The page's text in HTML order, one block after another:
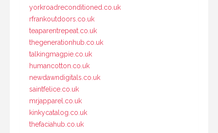
yorkroadreconditioned.co.uk
rfrankoutdoors.co.uk
teaparentrepeat.co.uk
thegenerationhub.co.uk
talkingmagpie.co.uk
humancotton.co.uk
newdawndigitals.co.uk
saintfelice.co.uk
mrjapparel.co.uk
kinkycatalog.co.uk
thefaciahub.co.uk